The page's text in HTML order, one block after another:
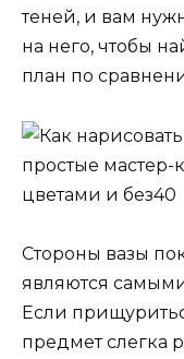
теней, и вам
на него, чтобы
план по
Стороны вазы
являются
Если
предмет слегка